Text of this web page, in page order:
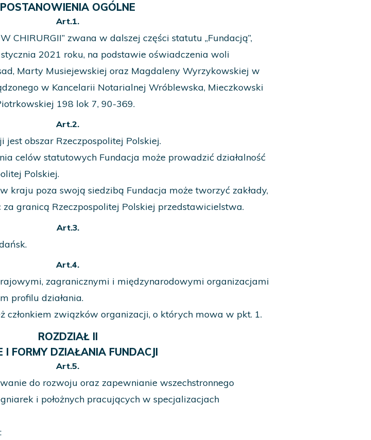
POSTANOWIENIA OGÓLNE
Art.1.
CHIRURGII” zwana w dalszej części statutu „Fundacją”,
2021 roku, na podstawie oświadczenia woli
Marty Musiejewskiej oraz Magdaleny Wyrzykowskiej w
w Kancelarii Notarialnej Wróblewska, Mieczkowski
198 lok 7, 90-369.
Art.2.
jest obszar Rzeczpospolitej Polskiej.
celów statutowych Fundacja może prowadzić działalność
Polskiej.
kraju poza swoją siedzibą Fundacja może tworzyć zakłady,
za granicą Rzeczpospolitej Polskiej przedstawicielstwa.
Art.3.
Art.4.
zagranicznymi i międzynarodowymi organizacjami
profilu działania.
członkiem związków organizacji, o których mowa w pkt. 1.
ROZDZIAŁ II
I FORMY DZIAŁANIA FUNDACJI
Art.5.
do rozwoju oraz zapewnianie wszechstronnego
i położnych pracujących w specjalizacjach